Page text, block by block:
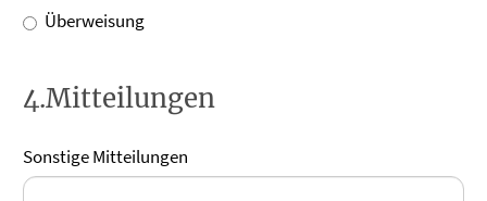
Überweisung
4.Mitteilungen
Sonstige Mitteilungen